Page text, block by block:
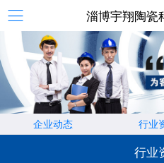
淄博宇翔陶瓷
企业动态 行业
行业